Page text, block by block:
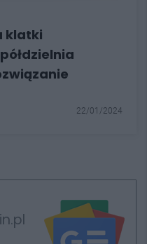
klatki
22/01/2024